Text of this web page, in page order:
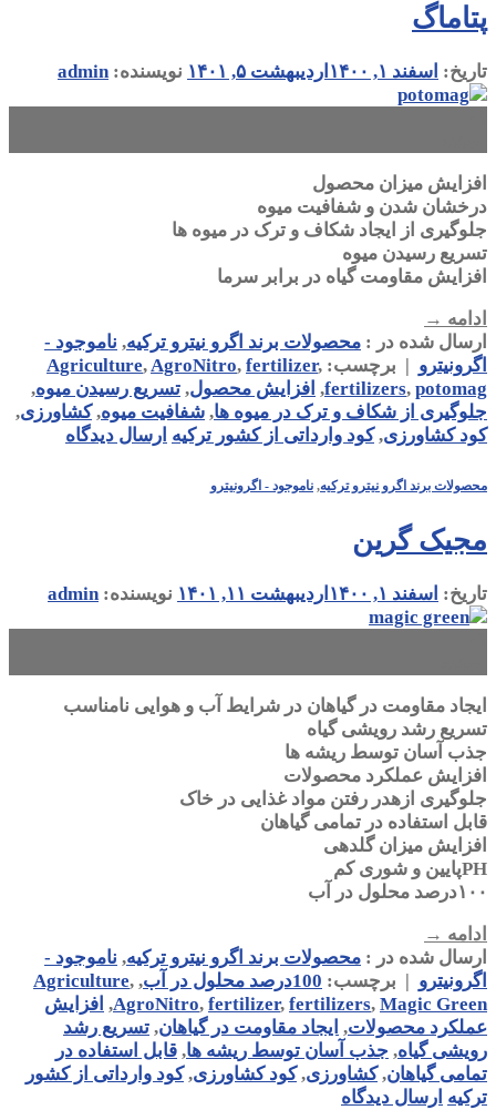
پتاماگ
تاریخ: اسفند ۱, ۱۴۰۰ اردیبهشت ۵, ۱۴۰۱ نویسنده: admin
افزایش میزان محصول
درخشان شدن و شفافیت میوه
جلوگیری از ایجاد شکاف و ترک در میوه ها
تسریع رسیدن میوه
افزایش مقاومت گیاه در برابر سرما
ادامه →
ارسال شده در : محصولات برند اگرو نیترو ترکیه, ناموجود -
اگرونیترو | برچسب: Agriculture,AgroNitro, fertilizer,
fertilizers, potomag
, افزایش محصول, تسریع رسیدن میوه,
جلوگیری از شکاف و ترک در میوه ها, شفافیت میوه,کشاورزی,
کود کشاورزی,کود وارداتی از کشور ترکیه ارسال دیدگاه
محصولات برند اگرو نیترو ترکیه, ناموجود - اگرونیترو
مجیک گرین
تاریخ: اسفند ۱, ۱۴۰۰ اردیبهشت ۱۱, ۱۴۰۱ نویسنده: admin
ایجاد مقاومت در گیاهان در شرایط آب و هوایی نامناسب
تسریع رشد رویشی گیاه
جذب آسان توسط ریشه ها
افزایش عملکرد محصولات
جلوگیری ازهدر رفتن مواد غذایی در خاک
قابل استفاده در تمامی گیاهان
افزایش میزان گلدهی
PHپایین و شوری کم
۱۰۰درصد محلول در آب
ادامه →
ارسال شده در : محصولات برند اگرو نیترو ترکیه, ناموجود -
اگرونیترو | برچسب: 100درصد محلول در آب ,
Agriculture,
AgroNitro, fertilizer, fertilizers, Magic Green
, افزایش
عملکرد محصولات, ایجاد مقاومت در گیاهان, تسریع رشد
رویشی گیاه, جذب آسان توسط ریشه ها, قابل استفاده در
تمامی گیاهان,کشاورزی,کود کشاورزی,کود وارداتی از کشور
ترکیه ارسال دیدگاه